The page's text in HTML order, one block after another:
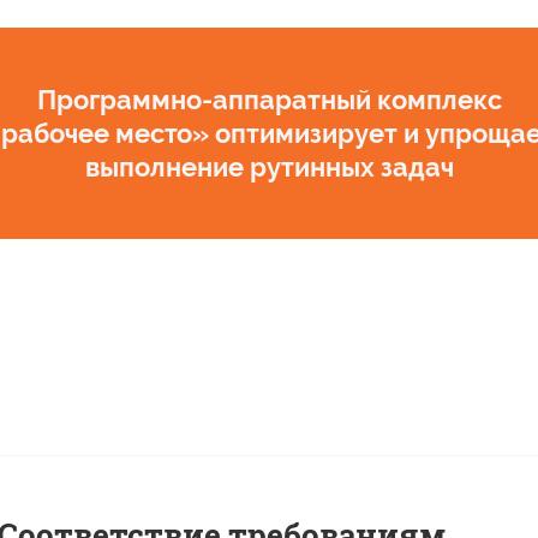
Программно-аппаратный комплекс
место»оптимизирует и
выполнение рутинных задач